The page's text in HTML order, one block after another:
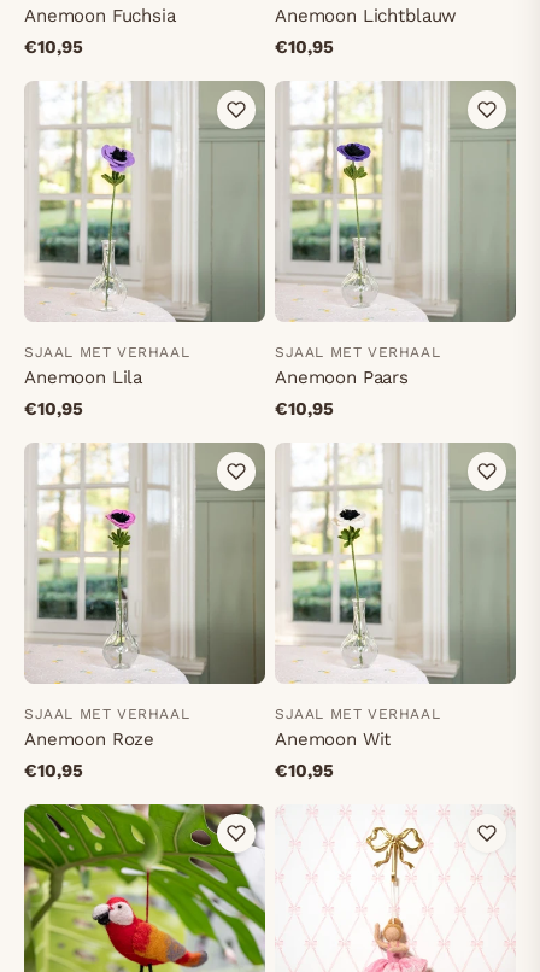
Anemoon Fuchsia
€10,95
Anemoon Lichtblauw
€10,95
SJAAL MET VERHAAL
Anemoon Lila
€10,95
SJAAL MET VERHAAL
Anemoon Paars
€10,95
SJAAL MET VERHAAL
Anemoon Roze
€10,95
SJAAL MET VERHAAL
Anemoon Wit
€10,95